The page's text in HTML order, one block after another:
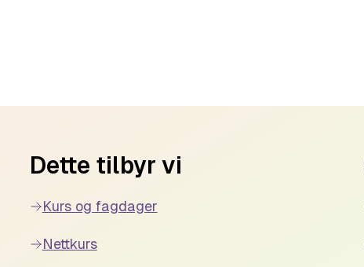
Dette tilbyr vi
Kurs og fagdager
Nettkurs